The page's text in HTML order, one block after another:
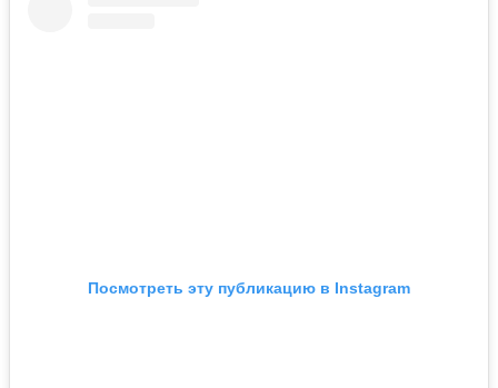
Посмотреть эту публикацию в Instagram